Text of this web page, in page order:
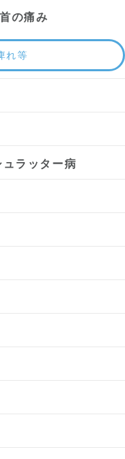
の痛み
れ等
ラッター病